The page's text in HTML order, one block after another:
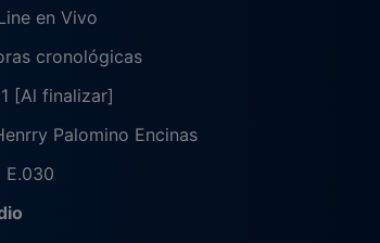
en Vivo
cronológicas
[Al finalizar]
Palomino Encinas
E.030